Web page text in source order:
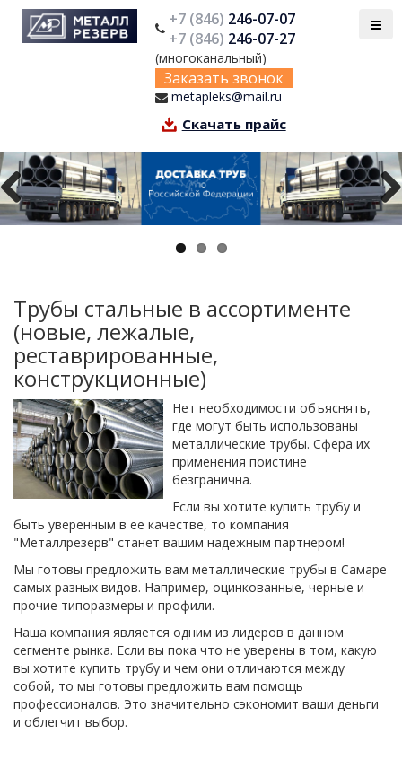
+7 (846) 246-07-07
+7 (846) 246-07-27
(многоканальный)
Заказать звонок
metapleks@mail.ru
Скачать прайс
Previous Next
Трубы стальные в ассортименте
(новые, лежалые,
реставрированные,
конструкционные)
Нет необходимости объяснять,
где могут быть использованы
металлические трубы. Сфера их
применения поистине
безгранична.
Если вы хотите купить трубу и
быть уверенным в ее качестве, то компания
"Металлрезерв" станет вашим надежным партнером!
Мы готовы предложить вам металлические трубы в Самаре
самых разных видов. Например, оцинкованные, черные и
прочие типоразмеры и профили.
Наша компания является одним из лидеров в данном
сегменте рынка. Если вы пока что не уверены в том, какую
вы хотите купить трубу и чем они отличаются между
собой, то мы готовы предложить вам помощь
профессионалов. Это значительно сэкономит ваши деньги
и облегчит выбор.